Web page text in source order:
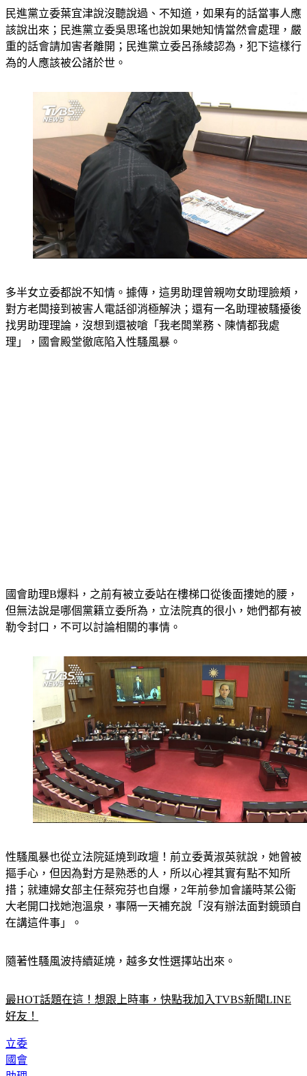
民進黨立委葉宜津說沒聽說過、不知道，如果有的話當事人應
該說出來；民進黨立委吳思瑤也說如果她知情當然會處理，嚴
重的話會請加害者離開；民進黨立委呂孫綾認為，犯下這樣行
為的人應該被公諸於世。
多半女立委都說不知情。據傳，這男助理曾親吻女助理臉頰，
對方老闆接到被害人電話卻消極解決；還有一名助理被騷擾後
找男助理理論，沒想到還被嗆「我老闆業務、陳情都我處
理」，國會殿堂徹底陷入性騷風暴。
國會助理B爆料，之前有被立委站在樓梯口從後面摟她的腰，
但無法說是哪個黨籍立委所為，立法院真的很小，她們都有被
勒令封口，不可以討論相關的事情。
性騷風暴也從立法院延燒到政壇！前立委黃淑英就說，她曾被
摳手心，但因為對方是熟悉的人，所以心裡其實有點不知所
措；就連婦女部主任蔡宛芬也自爆，2年前參加會議時某公衛
大老開口找她泡溫泉，事隔一天補充說「沒有辦法面對鏡頭自
在講這件事」。
隨著性騷風波持續延燒，越多女性選擇站出來。
最HOT話題在這！想跟上時事，快點我加入TVBS新聞LINE
好友！
立委
國會